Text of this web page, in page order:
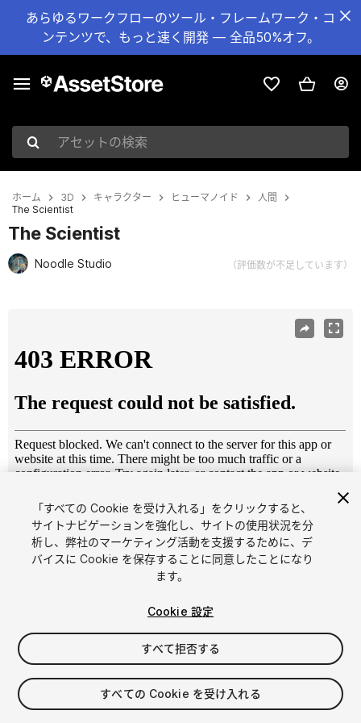
あらゆるワークフローのツール・フレームワーク・コ
ンテンツで、もっと速く開発 — 全品50%オフ。
アセットの検索
ホーム 3D キャラクター ヒューマノイド
人間
The Scientist
The Scientist
Noodle Studio （評価数が不足しています）
1 /5
$24.99
消費税は決済時に計算されます
「すべての Cookie を受け入れる」をクリックすると、
サイトナビゲーションを強化し、サイトの使用状況を分
析し、弊社のマーケティング活動を支援するために、デ
バイスに Cookie を保存することに同意したことになり
ます。
Cookie 設定
すべて拒否する
すべての Cookie を受け入れる